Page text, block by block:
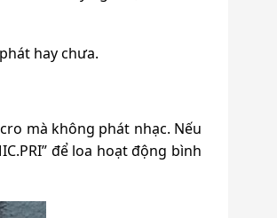
hay chưa.
mà không phát nhạc. Nếu
để loa hoạt động bình